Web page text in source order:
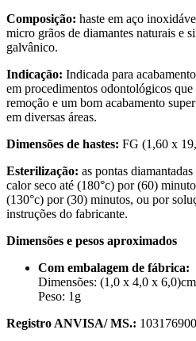
Composição: haste em aço
micro grãos de diamantes naturais e
galvânico.
Indicação: Indicada para
em procedimentos odontológicos
remoção e um bom acabamento
em diversas áreas.
Dimensões de hastes: FG (1,60 x
Esterilização: as pontas
calor seco até (180°c) por (60)
(130°c) por (30) minutos, ou por
instruções do fabricante.
Dimensões e pesos aproximados
Com embalagem de fábrica:
Dimensões: (1,0 x 4,0 x 6,0)cm
Peso: 1g
Registro ANVISA/ MS.: